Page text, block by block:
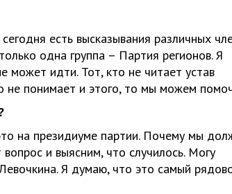
есть высказывания различных
одна группа – Партия регионов. Я
может идти. Тот, кто не читает устав
не понимает и этого, то мы можем
на президиуме партии. Почему мы
и выясним, что случилось. Могу
Я думаю, что это самый